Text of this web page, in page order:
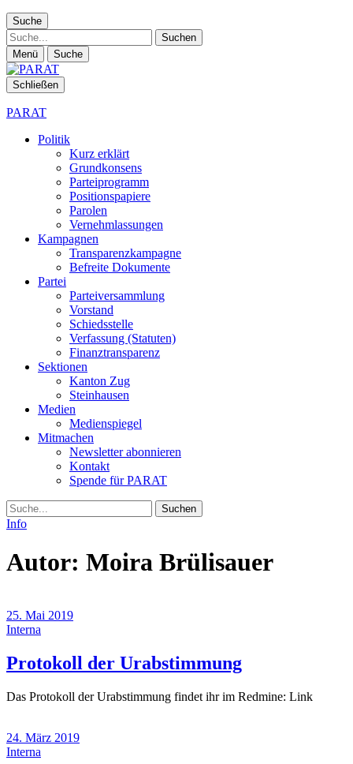
Suche
Suche
Menü Suche
Schließen
PARAT
Politik
Kurz erklärt
Grundkonsens
Parteiprogramm
Positionspapiere
Parolen
Vernehmlassungen
Kampagnen
Transparenzkampagne
Befreite Dokumente
Partei
Parteiversammlung
Vorstand
Schiedsstelle
Verfassung (Statuten)
Finanztransparenz
Sektionen
Kanton Zug
Steinhausen
Medien
Medienspiegel
Mitmachen
Newsletter abonnieren
Kontakt
Spende für PARAT
Suche
Info
Autor: Moira Brülisauer
25. Mai 2019
Interna
Protokoll der Urabstimmung(25.
2019)
Das Protokoll der Urabstimmung findet ihr im Redmine: Link
24. März 2019
Interna